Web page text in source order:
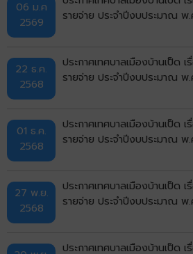
06 ม.ค
2569
รายจ่าย ประจำปีงบประมาณ
22 ธ.ค.
2568
ประกาศเทศบาลเมืองบ้านเป็ด
รายจ่าย ประจำปีงบประมาณ
01 ธ.ค.
2568
ประกาศเทศบาลเมืองบ้านเป็ด
รายจ่าย ประจำปีงบประมาณ
27 พ.ย.
2568
ประกาศเทศบาลเมืองบ้านเป็ด
รายจ่าย ประจำปีงบประมาณ
ประกาศเทศบาลเมืองบ้านเป็ด